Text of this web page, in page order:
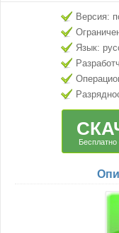
Версия:
Язык: